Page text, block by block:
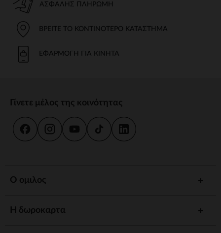
ΑΣΦΑΛΉΣ ΠΛΗΡΩΜΉ
ΒΡΕΊΤΕ ΤΟ ΚΟΝΤΙΝΌΤΕΡΟ ΚΑΤΆΣΤΗΜΑ
ΕΦΑΡΜΟΓΉ ΓΙΑ ΚΙΝΗΤΆ
Γίνετε μέλος της κοινότητας
Ο ομιλος
Η δωροκαρτα